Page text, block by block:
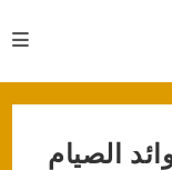
الصيام